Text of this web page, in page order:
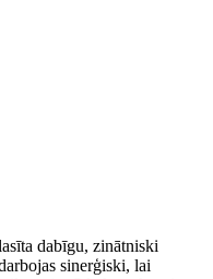
dabīgu, zinātniski
sinerģiski, lai